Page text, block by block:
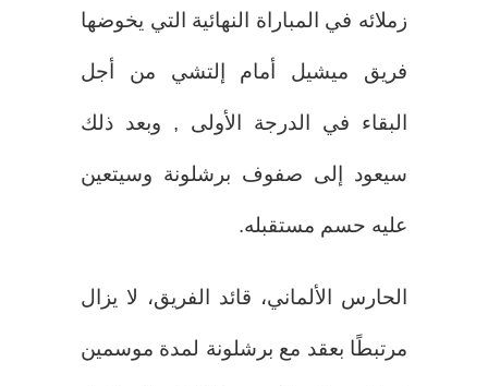
زملائه في المباراة النهائية التي يخوضها
فريق ميشيل أمام إلتشي من أجل
البقاء في الدرجة الأولى , وبعد ذلك
سيعود إلى صفوف برشلونة وسيتعين
عليه حسم مستقبله.
الحارس الألماني، قائد الفريق، لا يزال
مرتبطًا بعقد مع برشلونة لمدة موسمين